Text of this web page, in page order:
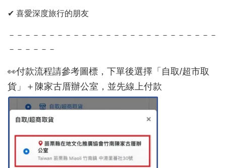
✔ 喜愛深度旅行的朋友
－－－－－－－－－－－－－－－－－－－－－－－－－－
－－－－－－
👀付款流程請參考圖標，下單後選擇「自取/超市取
貨」＋陳家古厝辦公室，並先線上付款